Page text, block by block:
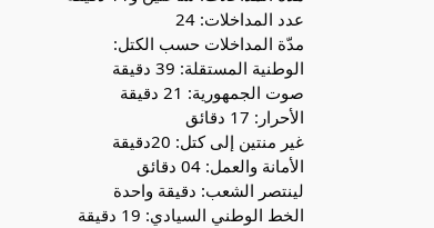
عدد المداخلات: 24
مدّة المداخلات حسب الكتل:
الوطنية المستقلة: 39 دقيقة
صوت الجمهورية: 21 دقيقة
الأحرار: 17 دقائق
غير منتين إلى كتل: 20دقيقة
الأمانة والعمل: 04 دقائق
لينتصر الشعب: دقيقة واحدة
الخط الوطني السيادي: 19 دقيقة